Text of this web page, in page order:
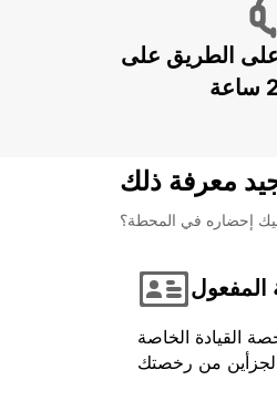
الطريق على
معرفة ذلك
إحضاره في المحطة؟
المفعول
القيادة الخاصة